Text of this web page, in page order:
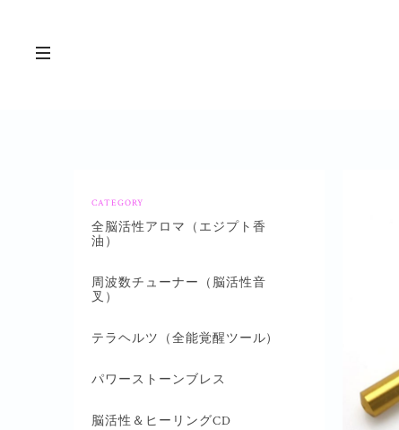
CATEGORY
全脳活性アロマ（エジプト香
油）
周波数チューナー（脳活性音
叉）
テラヘルツ（全能覚醒ツール）
パワーストーンブレス
脳活性＆ヒーリングCD